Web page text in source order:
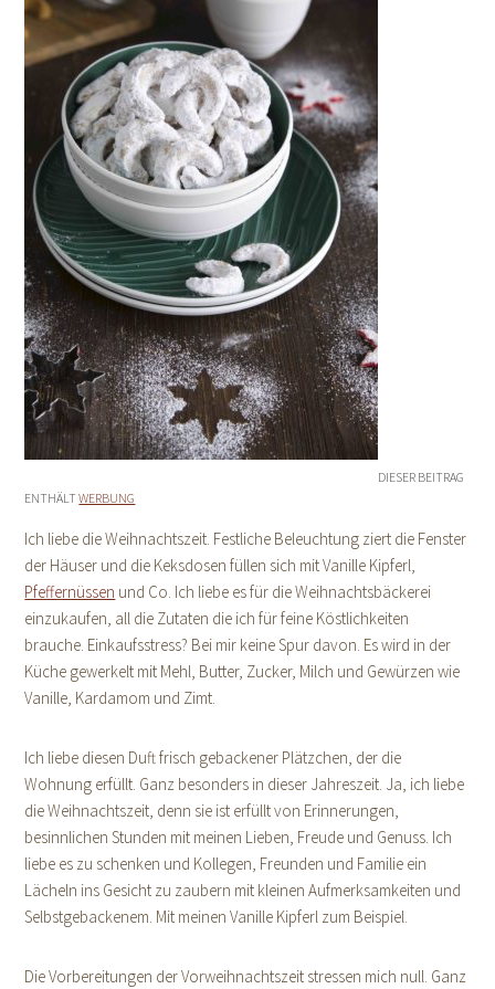
DIESER BEITRAG
ENTHÄLTWERBUNG
Ich liebe die Weihnachtszeit. Festliche Beleuchtung ziert die Fenster
der Häuser und die Keksdosen füllen sich mit Vanille Kipferl,
Pfeffernüssen und Co. Ich liebe es für die Weihnachtsbäckerei
einzukaufen, all die Zutaten die ich für feine Köstlichkeiten
brauche. Einkaufsstress? Bei mir keine Spur davon. Es wird in der
Küche gewerkelt mit Mehl, Butter, Zucker, Milch und Gewürzen wie
Vanille, Kardamom und Zimt.
Ich liebe diesen Duft frisch gebackener Plätzchen, der die
Wohnung erfüllt. Ganz besonders in dieser Jahreszeit. Ja, ich liebe
die Weihnachtszeit, denn sie ist erfüllt von Erinnerungen,
besinnlichen Stunden mit meinen Lieben, Freude und Genuss. Ich
liebe es zu schenken und Kollegen, Freunden und Familie ein
Lächeln ins Gesicht zu zaubern mit kleinen Aufmerksamkeiten und
Selbstgebackenem. Mit meinen Vanille Kipferl zum Beispiel.
Die Vorbereitungen der Vorweihnachtszeit stressen mich null. Ganz